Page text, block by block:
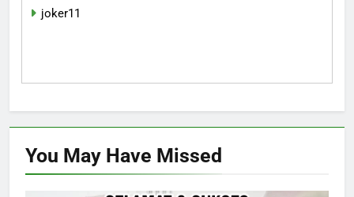
joker11
You May Have Missed